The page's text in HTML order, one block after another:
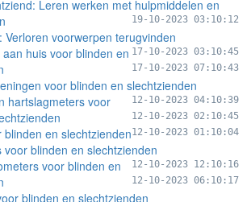
Leren werken met hulpmiddelen en
19-10-2023 03:10:12
Verloren voorwerpen terugvinden
17-10-2023 03:10:45
huis voor blinden en
17-10-2023 07:10:43
voor blinden en slechtzienden
12-10-2023 04:10:39
hartslagmeters voor
12-10-2023 02:10:45
blinden en slechtzienden12-10-2023 01:10:04
voor blinden en slechtzienden
12-10-2023 12:10:16
voor blinden en
12-10-2023 06:10:17
blinden en slechtzienden